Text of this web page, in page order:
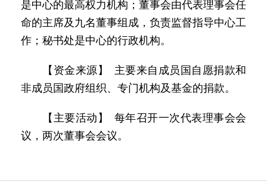
是中心的最高权力机构；董事会由代表理事会任
命的主席及九名董事组成，负责监督指导中心工
作；秘书处是中心的行政机构。
【资金来源】 主要来自成员国自愿捐款和
非成员国政府组织、专门机构及基金的捐款。
【主要活动】 每年召开一次代表理事会会
议，两次董事会会议。